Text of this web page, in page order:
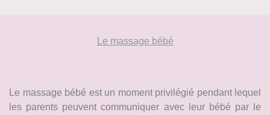
Le massage bébé
Le massage bébé est un moment privilégié pendant lequel
les parents peuvent communiquer avec leur bébé par le